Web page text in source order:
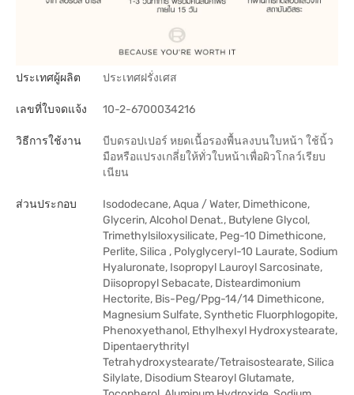
ประเทศผู้ผลิต ประเทศฝรั่งเศส
เลขที่ใบจดแจ้ง 10-2-6700034216
วิธีการใช้งาน
บีบดรอปเปอร์ หยดเนื้อรองพื้นลงบนใบหน้า ใช้นิ้ว
มือหรือแปรงเกลี่ยให้ทั่วใบหน้าเพื่อผิวโกลว์เรียบ
เนียน
ส่วนประกอบ
Isododecane, Aqua / Water, Dimethicone,
Glycerin, Alcohol Denat., Butylene Glycol,
Trimethylsiloxysilicate, Peg-10 Dimethicone,
Perlite, Silica , Polyglyceryl-10 Laurate, Sodium
Hyaluronate, Isopropyl Lauroyl Sarcosinate,
Diisopropyl Sebacate, Disteardimonium
Hectorite, Bis-Peg/Ppg-14/14 Dimethicone,
Magnesium Sulfate, Synthetic Fluorphlogopite,
Phenoxyethanol, Ethylhexyl Hydroxystearate,
Dipentaerythrityl
Tetrahydroxystearate/Tetraisostearate, Silica
Silylate, Disodium Stearoyl Glutamate,